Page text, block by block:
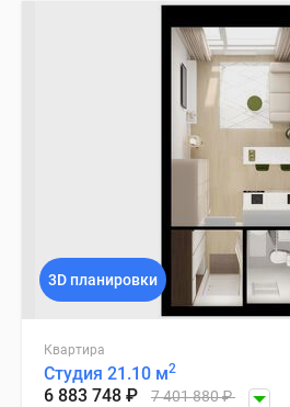
3D планировки
Квартира
Студия 21.10 м2
6 883 748 ₽ 7 401 880₽